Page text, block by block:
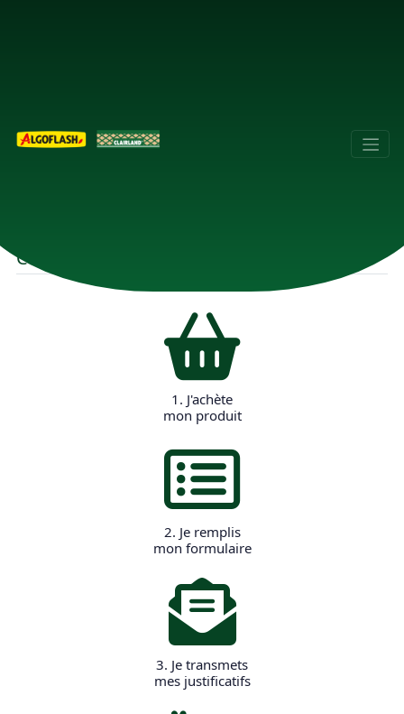
Comment participer ?
1. J'achète
mon produit
2. Je remplis
mon formulaire
3. Je transmets
mes justificatifs